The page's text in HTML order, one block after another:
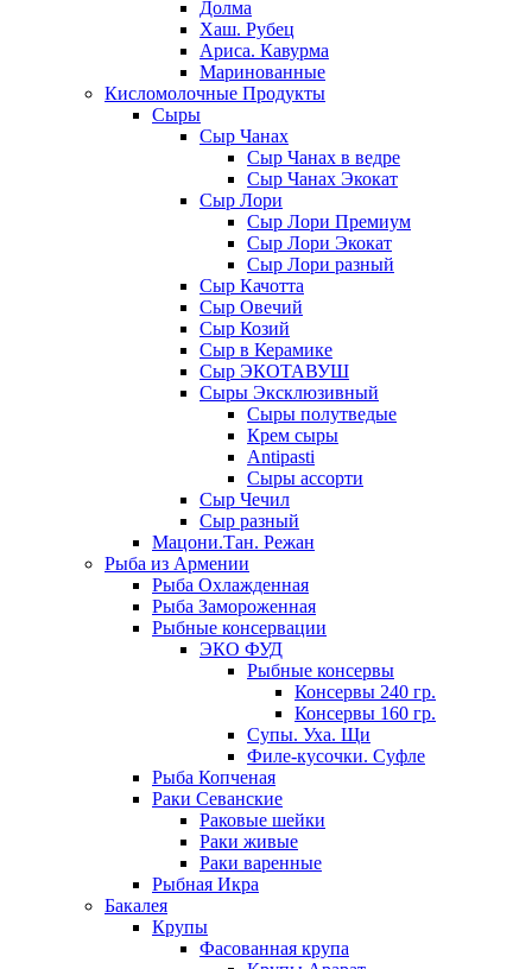
Долма
Хаш. Рубец
Ариса. Кавурма
Маринованные
Кисломолочные Продукты
Сыры
Сыр Чанах
Сыр Чанах в ведре
Сыр Чанах Экокат
Сыр Лори
Сыр Лори Премиум
Сыр Лори Экокат
Сыр Лори разный
Сыр Качотта
Сыр Овечий
Сыр Козий
Сыр в Керамике
Сыр ЭКОТАВУШ
Сыры Эксклюзивный
Сыры полутведые
Крем сыры
Antipasti
Сыры ассорти
Сыр Чечил
Сыр разный
Мацони.Тан. Режан
Рыба из Армении
Рыба Охлажденная
Рыба Замороженная
Рыбные консервации
ЭКО ФУД
Рыбные консервы
Консервы 240 гр.
Консервы 160 гр.
Супы. Уха. Щи
Филе-кусочки. Суфле
Рыба Копченая
Раки Севанские
Раковые шейки
Раки живые
Раки варенные
Рыбная Икра
Бакалея
Крупы
Фасованная крупа